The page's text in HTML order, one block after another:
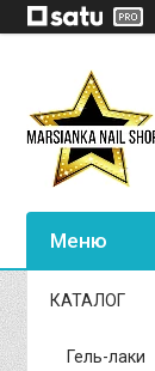
КАТАЛОГ
Гель-лаки